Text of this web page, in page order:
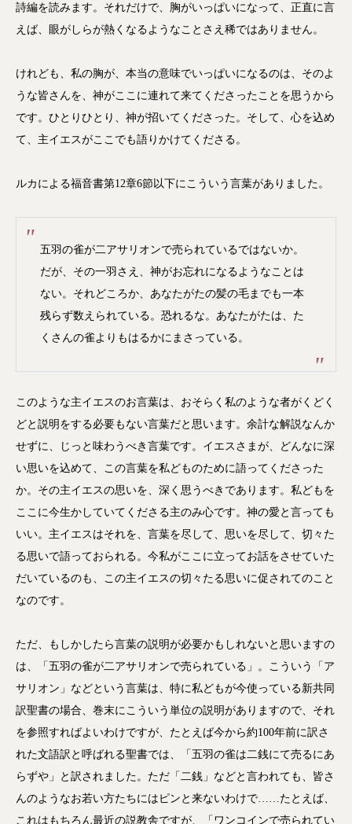
詩編を読みます。それだけで、胸がいっぱいになって、正直に言
えば、眼がしらが熱くなるようなことさえ稀ではありません。
けれども、私の胸が、本当の意味でいっぱいになるのは、そのよ
うな皆さんを、神がここに連れて来てくださったことを思うから
です。ひとりひとり、神が招いてくださった。そして、心を込め
て、主イエスがここでも語りかけてくださる。
ルカによる福音書第12章6節以下にこういう言葉がありました。
五羽の雀が二アサリオンで売られているではないか。
だが、その一羽さえ、神がお忘れになるようなことは
ない。それどころか、あなたがたの髪の毛までも一本
残らず数えられている。恐れるな。あなたがたは、た
くさんの雀よりもはるかにまさっている。
このような主イエスのお言葉は、おそらく私のような者がくどく
どと説明をする必要もない言葉だと思います。余計な解説なんか
せずに、じっと味わうべき言葉です。イエスさまが、どんなに深
い思いを込めて、この言葉を私どものために語ってくださった
か。その主イエスの思いを、深く思うべきであります。私どもを
ここに今生かしていてくださる主のみ心です。神の愛と言っても
いい。主イエスはそれを、言葉を尽して、思いを尽して、切々た
る思いで語っておられる。今私がここに立ってお話をさせていた
だいているのも、この主イエスの切々たる思いに促されてのこと
なのです。
ただ、もしかしたら言葉の説明が必要かもしれないと思いますの
は、「五羽の雀が二アサリオンで売られている」。こういう「ア
サリオン」などという言葉は、特に私どもが今使っている新共同
訳聖書の場合、巻末にこういう単位の説明がありますので、それ
を参照すればよいわけですが、たとえば今から約100年前に訳さ
れた文語訳と呼ばれる聖書では、「五羽の雀は二銭にて売るにあ
らずや」と訳されました。ただ「二銭」などと言われても、皆さ
んのようなお若い方たちにはピンと来ないわけで……たとえば、
これはもちろん最近の説教舎ですが、「ワンコインで売られてい